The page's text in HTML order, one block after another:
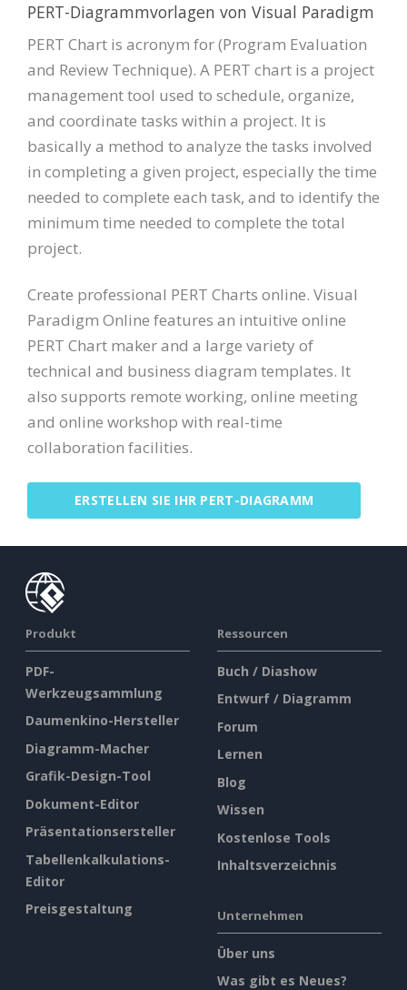
PERT-Diagrammvorlagen von Visual Paradigm
PERT Chart is acronym for (Program Evaluation
and Review Technique). A PERT chart is a project
management tool used to schedule, organize,
and coordinate tasks within a project. It is
basically a method to analyze the tasks involved
in completing a given project, especially the time
needed to complete each task, and to identify the
minimum time needed to complete the total
project.
Create professional PERT Charts online. Visual
Paradigm Online features an intuitive online
PERT Chart maker and a large variety of
technical and business diagram templates. It
also supports remote working, online meeting
and online workshop with real-time
collaboration facilities.
ERSTELLEN SIE IHR PERT-DIAGRAMM
Produkt
PDF-
Werkzeugsammlung
Daumenkino-Hersteller
Diagramm-Macher
Grafik-Design-Tool
Dokument-Editor
Präsentationsersteller
Tabellenkalkulations-
Editor
Preisgestaltung
Ressourcen
Buch / Diashow
Entwurf / Diagramm
Forum
Lernen
Blog
Wissen
Kostenlose Tools
Inhaltsverzeichnis
Unternehmen
Über uns
Was gibt es Neues?